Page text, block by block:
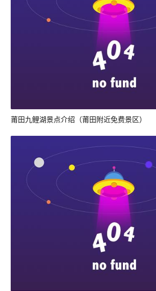
莆田九鲤湖景点介绍（莆田附近免费景区）